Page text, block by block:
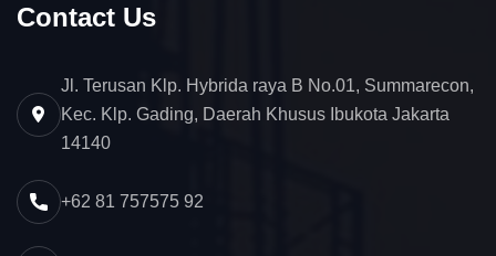
Contact Us
Jl. Terusan Klp. Hybrida raya B No.01, Summarecon,
Kec. Klp. Gading, Daerah Khusus Ibukota Jakarta
14140
+62 81 757575 92